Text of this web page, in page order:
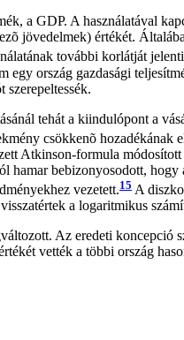
a GDP. A használatával
jövedelmek) értékét.
további korlátját
egy ország gazdasági
szerepeltessék.
tehát a kiindulópont a
csökkenõ hozadékának
Atkinson-formula
hamar bebizonyosodott,
vezetett.15 A
a logaritmikus
Az eredeti
vették a többi ország